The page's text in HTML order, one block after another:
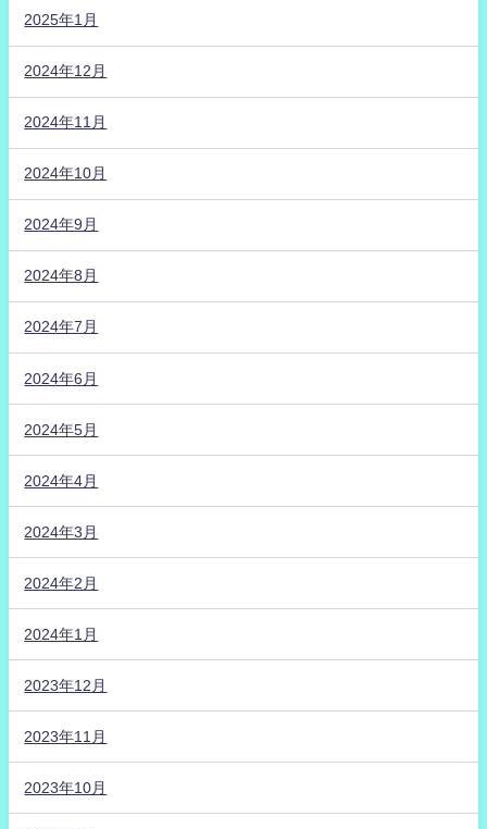
2025年1月
2024年12月
2024年11月
2024年10月
2024年9月
2024年8月
2024年7月
2024年6月
2024年5月
2024年4月
2024年3月
2024年2月
2024年1月
2023年12月
2023年11月
2023年10月